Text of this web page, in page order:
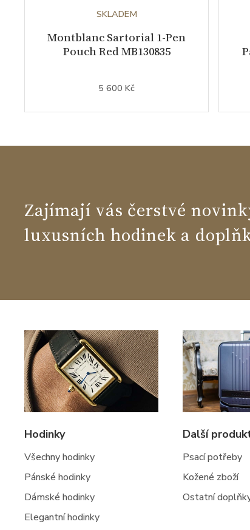
SKLADEM
Montblanc Sartorial 1-Pen
Pouch Red MB130835
5 600 Kč
Zajímají vás čerstvé
luxusních hodinek a
Hodinky
Všechny hodinky
Pánské hodinky
Dámské hodinky
Elegantní hodinky
Další
Psací potřeby
Kožené zboží
Ostatní